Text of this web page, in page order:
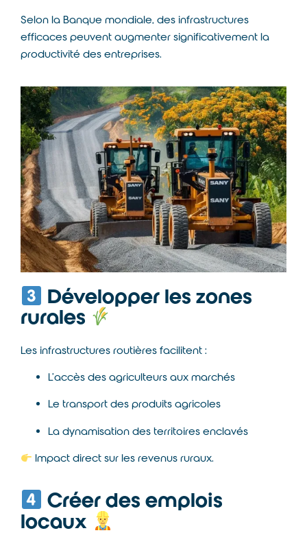
Selon la Banque mondiale, des infrastructures
efficaces peuvent augmenter significativement la
productivité des entreprises.
Développer les zones
rurales
Les infrastructures routières facilitent :
L’accès des agriculteurs aux marchés
Le transport des produits agricoles
La dynamisation des territoires enclavés
Impact direct sur les revenus ruraux.
Créer des emplois
locaux